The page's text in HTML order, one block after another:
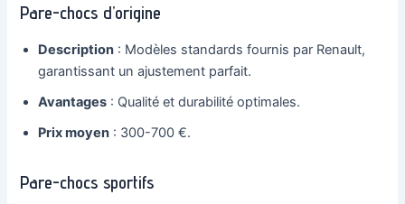
Pare-chocs d’origine
Description : Modèles standards fournis par Renault,
garantissant un ajustement parfait.
Avantages : Qualité et durabilité optimales.
Prix moyen : 300-700 €.
Pare-chocs sportifs